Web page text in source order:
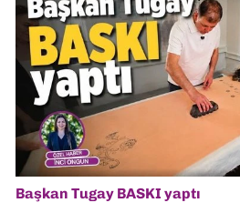
Başkan Tugay BASKI yaptı